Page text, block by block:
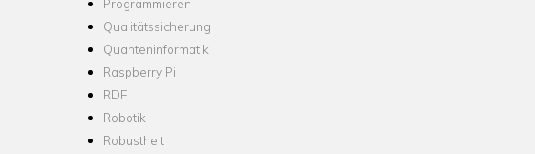
Programmieren
Qualitätssicherung
Quanteninformatik
Raspberry Pi
RDF
Robotik
Robustheit